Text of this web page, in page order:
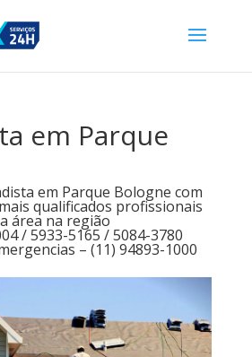
em Parque
em Parque Bologne com
qualificados profissionais
área na região
/ 5933-5165 / 5084-3780
– (11) 94893-1000